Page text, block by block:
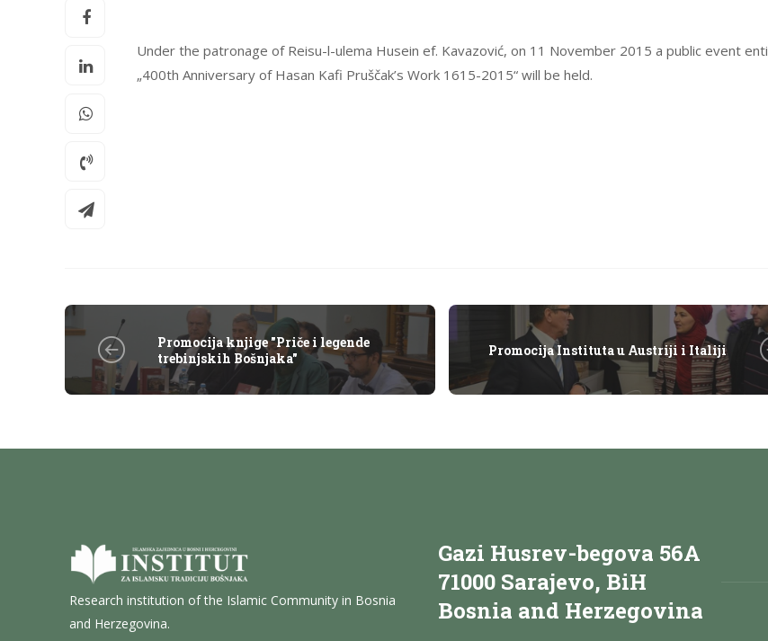
Under the patronage of Reisu-l-ulema Husein ef. Kavazović, on 11 November 2015 a public event
„400th Anniversary of Hasan Kafi Pruščak’s Work 1615-2015“ will be held.
Promocija knjige "Priče i legende
trebinjskih Bošnjaka"
Promocija Instituta u Austriji i Italiji
Research institution of the Islamic Community in Bosnia
and Herzegovina.
Gazi Husrev-begova 56A
71000 Sarajevo, BiH
Bosnia and Herzegovina